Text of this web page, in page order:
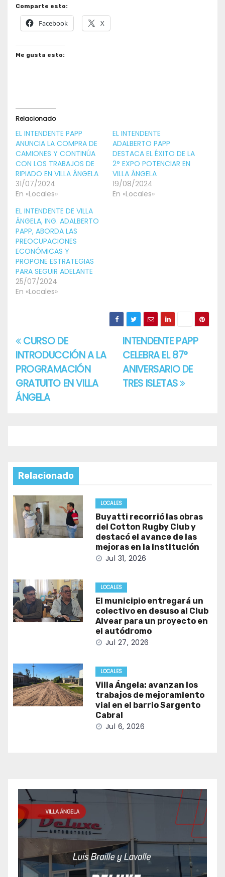
Comparte esto:
Facebook X
Me gusta esto:
Relacionado
EL INTENDENTE PAPP
ANUNCIA LA COMPRA DE
CAMIONES Y CONTINÚA
CON LOS TRABAJOS DE
RIPIADO EN VILLA ÁNGELA
31/07/2024
En «Locales»
EL INTENDENTE
ADALBERTO PAPP
DESTACA EL ÉXITO DE LA
2° EXPO POTENCIAR EN
VILLA ÁNGELA
19/08/2024
En «Locales»
EL INTENDENTE DE VILLA
ÁNGELA, ING. ADALBERTO
PAPP, ABORDA LAS
PREOCUPACIONES
ECONÓMICAS Y
PROPONE ESTRATEGIAS
PARA SEGUIR ADELANTE
25/07/2024
En «Locales»
Navegación
de
entradas
INTENDENTE PAPP
CELEBRA EL 87°
ANIVERSARIO DE
TRES ISLETAS
CURSO DE
INTRODUCCIÓN A LA
PROGRAMACIÓN
GRATUITO EN VILLA
ÁNGELA
Relacionado
LOCALES
Buyatti recorrió las obras
del Cotton Rugby Club y
destacó el avance de las
mejoras en la institución
Jul 31, 2026
LOCALES
El municipio entregará un
colectivo en desuso al Club
Alvear para un proyecto en
el autódromo
Jul 27, 2026
LOCALES
Villa Ángela: avanzan los
trabajos de mejoramiento
vial en el barrio Sargento
Cabral
Jul 6, 2026